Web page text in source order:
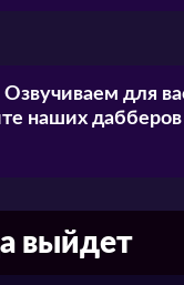
Озвучиваем для
наших
выйдет